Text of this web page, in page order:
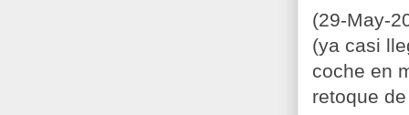
(29-May-
(ya casi
coche en
retoque